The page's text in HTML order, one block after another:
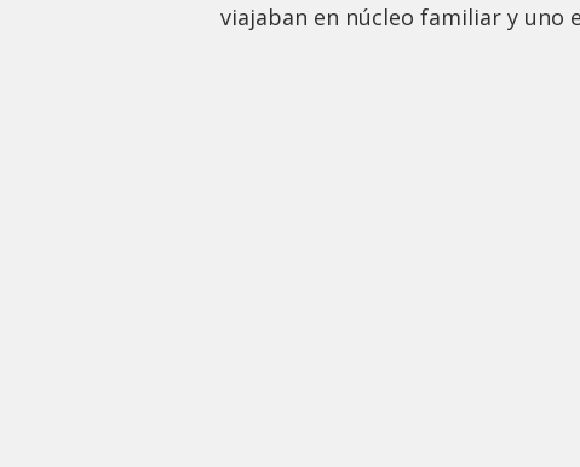
viajaban en núcleo familiar y uno